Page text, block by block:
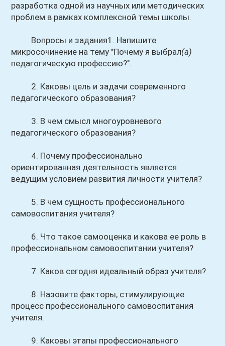
разработка одной из научных или методических
проблем в рамках комплексной темы школы.
Вопросы и задания1. Напишите
микросочинение на тему "Почему я выбрал(а)
педагогическую профессию?".
2. Каковы цель и задачи современного
педагогического образования?
3. В чем смысл многоуровневого
педагогического образования?
4. Почему профессионально
ориентированная деятельность является
ведущим условием развития личности учителя?
5. В чем сущность профессионального
самовоспитания учителя?
6. Что такое самооценка и какова ее роль в
профессиональном самовоспитании учителя?
7. Каков сегодня идеальный образ учителя?
8. Назовите факторы, стимулирующие
процесс профессионального самовоспитания
учителя.
9. Каковы этапы профессионального